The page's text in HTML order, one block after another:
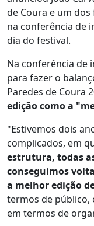
de Coura e um
na conferência de
dia do festival.
Na conferência de
para fazer o
Paredes de Coura
edição como a
"Estivemos dois
complicados, em
estrutura, todas
conseguimos
a melhor edição
termos de público,
em termos de